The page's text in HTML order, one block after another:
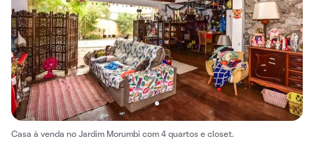
Casa à venda no Jardim Morumbi com 4 quartos e closet.